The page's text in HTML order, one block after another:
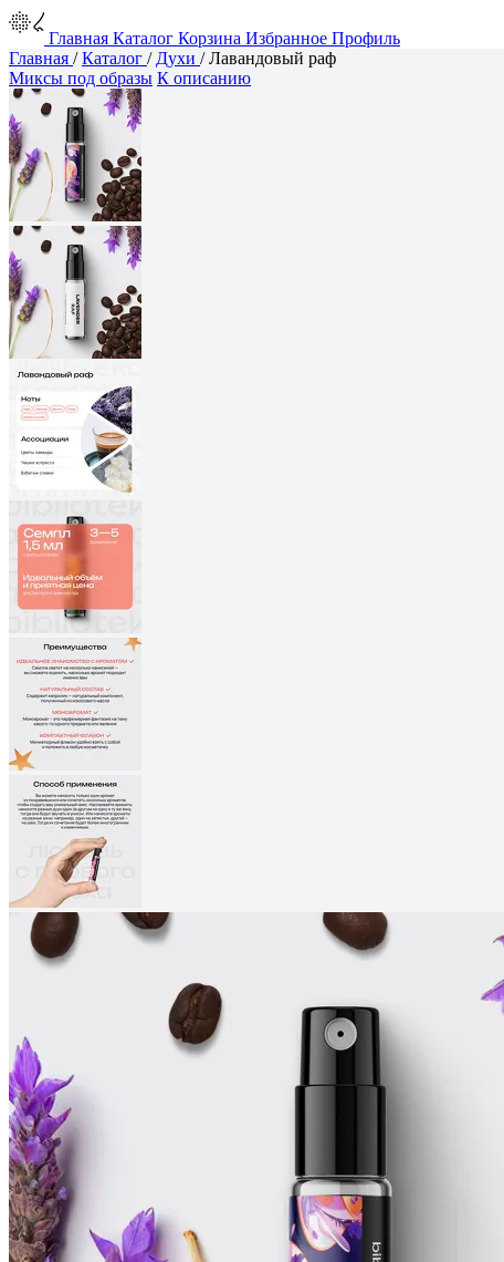
Главная Каталог Корзина Избранное Профиль
Главная /Каталог / Духи /Лавандовый раф
Миксы под образы К описанию